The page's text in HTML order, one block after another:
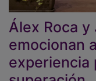
Álex Roca y
emocionan
experiencia
superación